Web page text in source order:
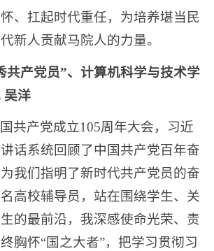
、扛起时代重任，为培养堪当民
新人贡献马院人的力量。
共产党员”、计算机科学与技术学
吴洋
共产党成立105周年大会，习近
话系统回顾了中国共产党百年奋
我们指明了新时代共产党员的奋
高校辅导员，站在围绕学生、关
的最前沿，我深感使命光荣、责
胸怀“国之大者”，把学习贯彻习